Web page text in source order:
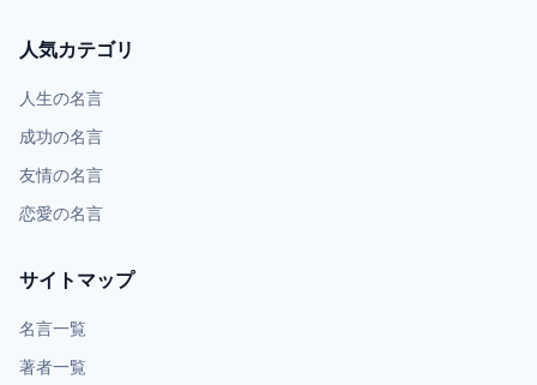
人気カテゴリ
人生の名言
成功の名言
友情の名言
恋愛の名言
サイトマップ
名言一覧
著者一覧